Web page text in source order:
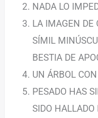
NADA LO
LA IMAGEN DE
SÍMIL
BESTIA DE
UN ÁRBOL
PESADO HAS
SIDO HALLADO